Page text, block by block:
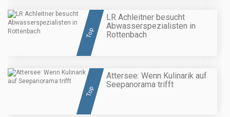
Top
LR Achleitner besucht
Abwasserspezialisten in
Rottenbach
Top
Attersee: Wenn Kulinarik auf
Seepanorama trifft